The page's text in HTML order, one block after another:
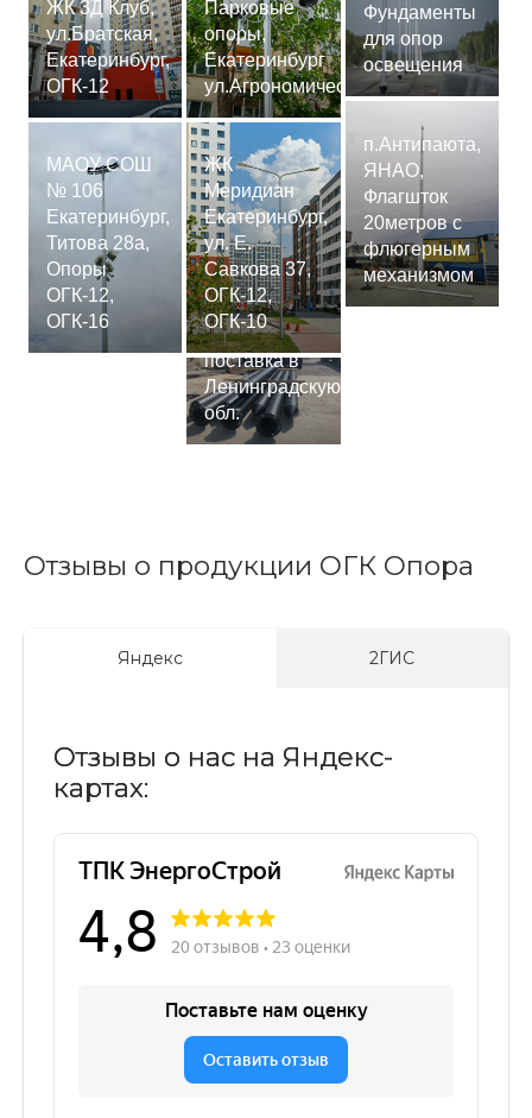
ЖК 3Д Клуб,
ул.Братская,
Екатеринбург,
ОГК-12
МАОУ СОШ
№ 106
Екатеринбург,
Титова 28а,
Опоры
ОГК-12,
ОГК-16
Парковые
опоры,
Екатеринбург
ул.Агрономическая
ЖК
Меридиан
Екатеринбург,
ул. Е.
Савкова 37,
ОГК-12,
ОГК-10
Сваи
СМ-7,75м,
поставка в
Ленинградскую
обл.
Фундаменты
для опор
освещения
п.Антипаюта,
ЯНАО,
Флагшток
20метров с
флюгерным
механизмом
Отзывы о продукции ОГК Опора
Яндекс 2ГИС
Отзывы о нас на Яндекс-
картах: